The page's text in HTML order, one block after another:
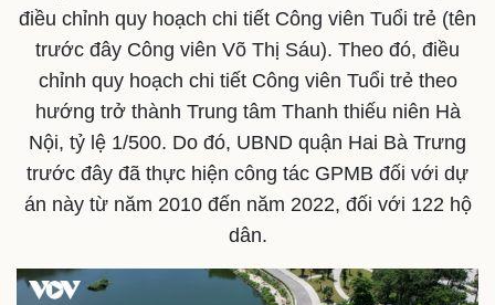
Bất động sản
Khởi nghiệp
Giá vàng
Tiêu dùng
điều chỉnh quy hoạch chi tiết Công viên Tuổi trẻ (tên
trước đây Công viên Võ Thị Sáu). Theo đó, điều
chỉnh quy hoạch chi tiết Công viên Tuổi trẻ theo
hướng trở thành Trung tâm Thanh thiếu niên Hà
Nội, tỷ lệ 1/500. Do đó, UBND quận Hai Bà Trưng
trước đây đã thực hiện công tác GPMB đối với dự
án này từ năm 2010 đến năm 2022, đối với 122 hộ
dân.